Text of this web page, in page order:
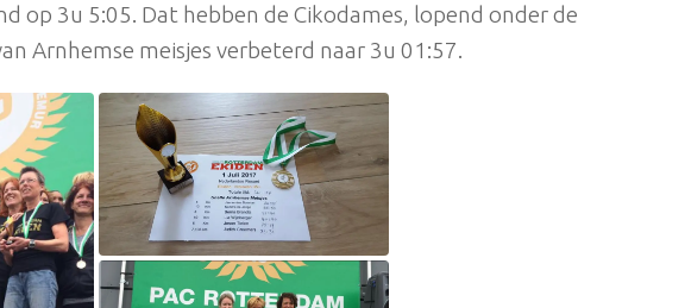
op 3u 5:05. Dat hebben de Cikodames, lopend onder de
Arnhemse meisjes verbeterd naar 3u 01:57.